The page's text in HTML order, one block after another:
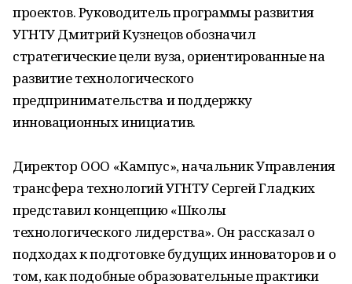
проектов. Руководитель программы развития
УГНТУ Дмитрий Кузнецов обозначил
стратегические цели вуза, ориентированные на
развитие технологического
предпринимательства и поддержку
инновационных инициатив.
Директор ООО «Кампус», начальник Управления
трансфера технологий УГНТУ Сергей Гладких
представил концепцию «Школы
технологического лидерства». Он рассказал о
подходах к подготовке будущих инноваторов и о
том, как подобные образовательные практики